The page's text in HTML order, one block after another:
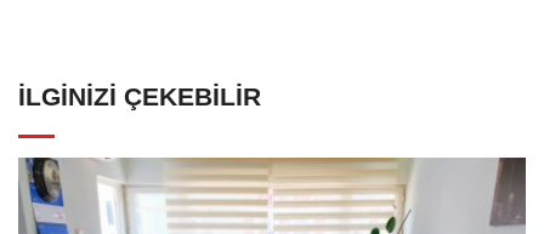
İLGINIZI ÇEKEBILIR